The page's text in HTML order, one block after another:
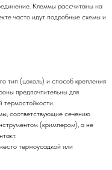
Клеммы рассчитаны на
часто идут подробные схемы и
тип (цоколь) и способ крепления
предпочтительны для
термостойкости.
соответствующие сечению
(кримпером), а не
термоусадкой или